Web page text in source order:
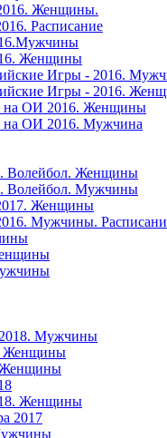
Женщины.
Расписание
Женщины
Игры - 2016.
Игры - 2016.
на ОИ 2016. Женщины
на ОИ 2016. Мужчина
Волейбол. Женщины
Волейбол. Мужчины
Женщины
Мужчины.
2018. Мужчины
Женщины
Женщины
Женщины
2017